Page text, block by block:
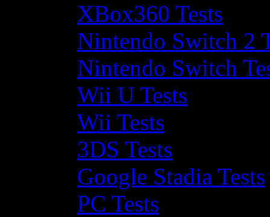
XBox360 Tests
Nintendo Switch 2
Nintendo Switch
Wii U Tests
Wii Tests
3DS Tests
Google Stadia Tests
PC Tests